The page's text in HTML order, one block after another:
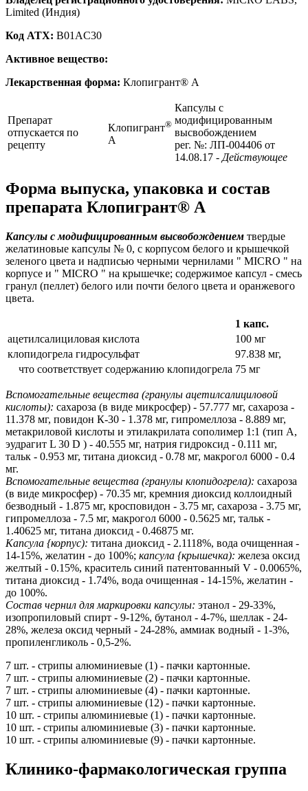
Limited (Индия)
Код ATX: B01AC30
Активное вещество:
Лекарственная форма: Клопигрант® А
Препарат
отпускается по
рецепту
Клопигрант®
А
Капсулы с
модифицированным
высвобождением
рег. №: ЛП-004406 от
14.08.17 - Действующее
Форма выпуска, упаковка и состав
препарата Клопигрант® А
Капсулы с модифицированным высвобождением твердые
желатиновые капсулы № 0, с корпусом белого и крышечкой
зеленого цвета и надписью черными чернилами " MICRO " на
корпусе и " MICRO " на крышечке; содержимое капсул - смесь
гранул (пеллет) белого или почти белого цвета и оранжевого
цвета.
1 капс.
ацетилсалициловая кислота
100 мг
клопидогрела гидросульфат
97.838 мг,
что соответствует содержанию клопидогрела 75 мг
Вспомогательные вещества (гранулы ацетилсалициловой
кислоты): сахароза (в виде микросфер) - 57.777 мг, сахароза -
11.378 мг, повидон К-30 - 1.378 мг, гипромеллоза - 8.889 мг,
метакриловой кислоты и этилакрилата сополимер 1:1 (тип А,
эудрагит L 30 D ) - 40.555 мг, натрия гидроксид - 0.111 мг,
тальк - 0.953 мг, титана диоксид - 0.78 мг, макрогол 6000 - 0.4
мг.
Вспомогательные вещества (гранулы клопидогрела): сахароза
(в виде микросфер) - 70.35 мг, кремния диоксид коллоидный
безводный - 1.875 мг, кросповидон - 3.75 мг, сахароза - 3.75 мг,
гипромеллоза - 7.5 мг, макрогол 6000 - 0.5625 мг, тальк -
1.40625 мг, титана диоксид - 0.46875 мг.
Капсула {корпус): титана диоксид - 2.1118%, вода очищенная -
14-15%, желатин - до 100%; капсула {крышечка): железа оксид
желтый - 0.15%, краситель синий патентованный V - 0.0065%,
титана диоксид - 1.74%, вода очищенная - 14-15%, желатин -
до 100%.
Состав чернил для маркировки капсулы: этанол - 29-33%,
изопропиловый спирт - 9-12%, бутанол - 4-7%, шеллак - 24-
28%, железа оксид черный - 24-28%, аммиак водный - 1-3%,
пропиленгликоль - 0,5-2%.
7 шт. - стрипы алюминиевые (1) - пачки картонные.
7 шт. - стрипы алюминиевые (2) - пачки картонные.
7 шт. - стрипы алюминиевые (4) - пачки картонные.
7 шт. - стрипы алюминиевые (12) - пачки картонные.
10 шт. - стрипы алюминиевые (1) - пачки картонные.
10 шт. - стрипы алюминиевые (3) - пачки картонные.
10 шт. - стрипы алюминиевые (9) - пачки картонные.
Клинико-фармакологическая группа